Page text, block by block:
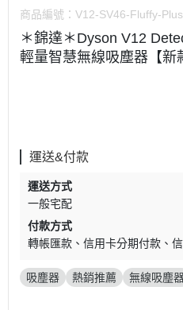
商品編號： V12-SV46-Fluffy-Plus
＊錦達＊Dyson V12
輕量智慧無線吸塵器【新
運送&付款
運送方式
一般宅配
付款方式
轉帳匯款
信用卡分期付款
吸塵器 熱銷推薦 無線吸塵